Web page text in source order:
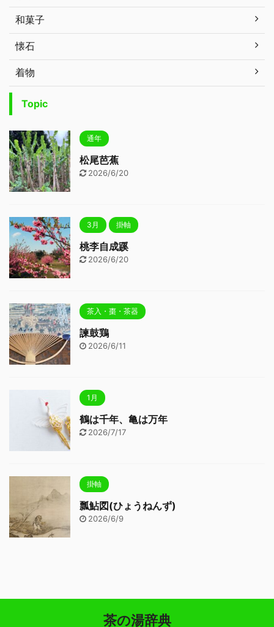
和菓子
懐石
着物
Topic
通年
松尾芭蕉
2026/6/20
3月 掛軸
桃李自成蹊
2026/6/20
茶入・棗・茶器
諫鼓鶏
2026/6/11
1月
鶴は千年、亀は万年
2026/7/17
掛軸
瓢鮎図(ひょうねんず)
2026/6/9
茶の湯辞典